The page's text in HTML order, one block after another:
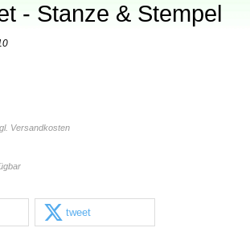
- Stanze & Stempel
Versandkosten
tweet